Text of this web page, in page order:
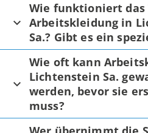
Wie funktioniert das
Arbeitskleidung in
Sa.? Gibt es ein
Wie oft kann
Lichtenstein Sa.
werden, bevor sie
muss?